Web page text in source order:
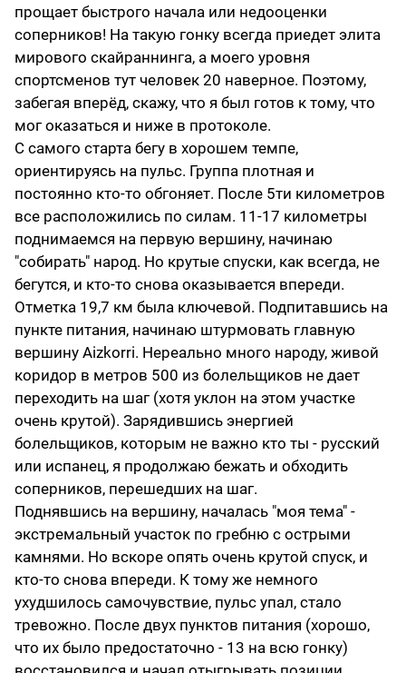
прощает быстрого начала или недооценки
соперников! На такую гонку всегда приедет элита
мирового скайраннинга, а моего уровня
спортсменов тут человек 20 наверное. Поэтому,
забегая вперёд, скажу, что я был готов к тому, что
мог оказаться и ниже в протоколе.
С самого старта бегу в хорошем темпе,
ориентируясь на пульс. Группа плотная и
постоянно кто-то обгоняет. После 5ти километров
все расположились по силам. 11-17 километры
поднимаемся на первую вершину, начинаю
"собирать" народ. Но крутые спуски, как всегда, не
бегутся, и кто-то снова оказывается впереди.
Отметка 19,7 км была ключевой. Подпитавшись на
пункте питания, начинаю штурмовать главную
вершину Aizkorri. Нереально много народу, живой
коридор в метров 500 из болельщиков не дает
переходить на шаг (хотя уклон на этом участке
очень крутой). Зарядившись энергией
болельщиков, которым не важно кто ты - русский
или испанец, я продолжаю бежать и обходить
соперников, перешедших на шаг.
Поднявшись на вершину, началась "моя тема" -
экстремальный участок по гребню с острыми
камнями. Но вскоре опять очень крутой спуск, и
кто-то снова впереди. К тому же немного
ухудшилось самочувствие, пульс упал, стало
тревожно. После двух пунктов питания (хорошо,
что их было предостаточно - 13 на всю гонку)